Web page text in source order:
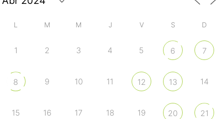
L M M J V S D
1 2 3 4 5 6 7
8 9 10 11 12 13 14
15 16 17 18 19 20 21